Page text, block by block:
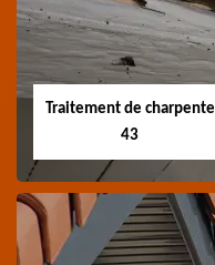
Devis nettoyage de
toiture 43 Haute-Loire
Traitement de charpente
43